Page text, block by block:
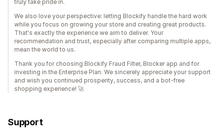
truly take pride in.
We also love your perspective: letting Blockify handle the hard work
while you focus on growing your store and creating great products.
That's exactly the experience we aim to deliver. Your
recommendation and trust, especially after comparing multiple apps,
mean the world to us.
Thank you for choosing Blockify Fraud Filter, Blocker app and for
investing in the Enterprise Plan. We sincerely appreciate your support
and wish you continued prosperity, success, and a bot-free
shopping experience! 🚀
Support